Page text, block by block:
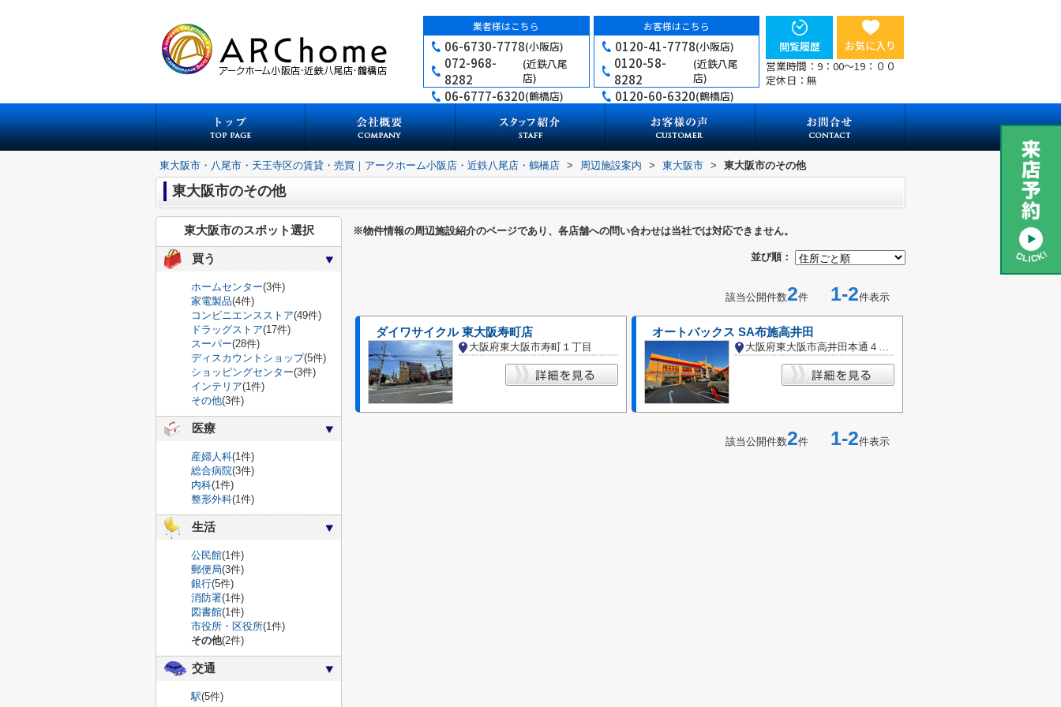
業者様はこちら
06-6730-7778(小阪店)
072-968-
8282
(近鉄八尾
店)
06-6777-6320(鶴橋店)
お客様はこちら
0120-41-7778(小阪店)
0120-58-
8282
(近鉄八尾
店)
0120-60-6320(鶴橋店)
閲覧履歴
お気に入り
営業時間：9：00～19：００
定休日：無
東大阪市・八尾市・天王寺区の賃貸・売買｜アークホーム小阪店・近鉄八尾店・鶴橋店 > 周辺施設案内 > 東大阪市 > 東大阪市のその他
東大阪市のその他
※物件情報の周辺施設紹介のページであり、各店舗への問い合わせは当社では対応できません。
並び順：
該当公開件数2件 1-2件表示
ダイワサイクル 東大阪寿町店
大阪府東大阪市寿町１丁目
オートバックス SA布施高井田
大阪府東大阪市高井田本通４丁目
該当公開件数2件 1-2件表示
東大阪市のスポット選択
買う
ホームセンター(3件)
家電製品(4件)
コンビニエンスストア(49件)
ドラッグストア(17件)
スーパー(28件)
ディスカウントショップ(5件)
ショッピングセンター(3件)
インテリア(1件)
その他(3件)
医療
産婦人科(1件)
総合病院(3件)
内科(1件)
整形外科(1件)
生活
公民館(1件)
郵便局(3件)
銀行(5件)
消防署(1件)
図書館(1件)
市役所・区役所(1件)
その他(2件)
交通
駅(5件)